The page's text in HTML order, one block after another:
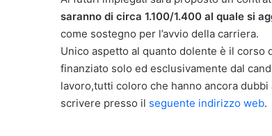
saranno di circa 1.100/1.400 al quale si
come sostegno per l’avvio della carriera.
Unico aspetto al quanto dolente è il corso
finanziato solo ed esclusivamente dal
lavoro,tutti coloro che hanno ancora
scrivere presso il seguente indirizzo web.